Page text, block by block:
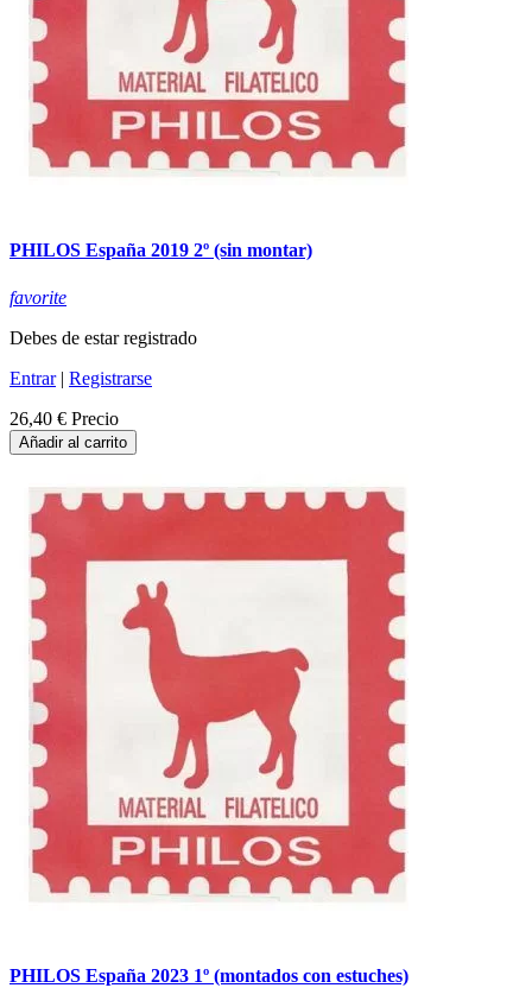
PHILOS España 2019 2º (sin montar)
favorite
Debes de estar registrado
Entrar| Registrarse
26,40 € Precio
Añadir al carrito
PHILOS España 2023 1º (montados con estuches)